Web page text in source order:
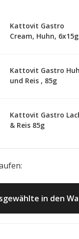
Kattovit Gastro
Cream, Huhn, 6x15g
Kattovit Gastro
und Reis , 85g
Kattovit Gastro
& Reis 85g
in den